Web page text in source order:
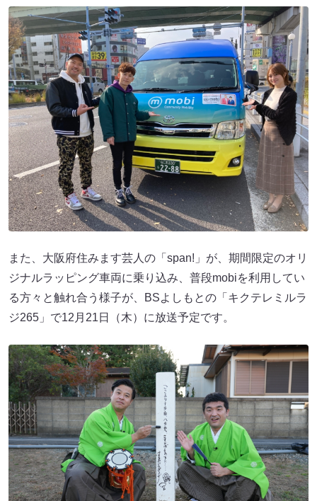
また、大阪府住みます芸人の「span!」が、期間限定のオリ
ジナルラッピング車両に乗り込み、普段mobiを利用してい
る方々と触れ合う様子が、BSよしもとの「キクテレミルラ
ジ265」で12月21日（木）に放送予定です。